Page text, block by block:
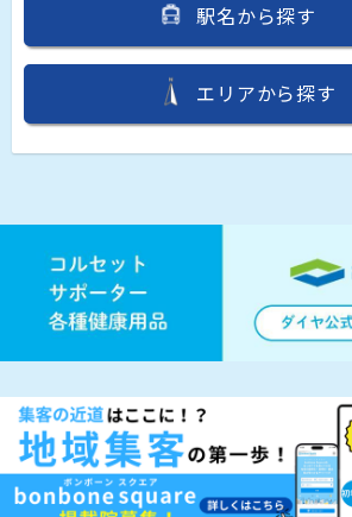
駅名から探す
エリアから探す